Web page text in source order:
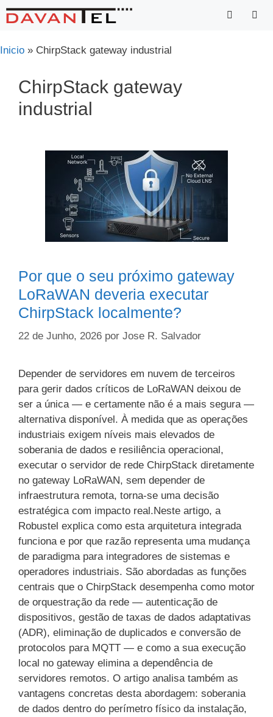
Saltar
para
conteúdo
Inicio » ChirpStack gateway industrial
ChirpStack gateway
industrial
Por que o seu próximo gateway
LoRaWAN deveria executar
ChirpStack localmente?
22 de Junho, 2026 por Jose R. Salvador
Depender de servidores em nuvem de terceiros
para gerir dados críticos de LoRaWAN deixou de
ser a única — e certamente não é a mais segura —
alternativa disponível. À medida que as operações
industriais exigem níveis mais elevados de
soberania de dados e resiliência operacional,
executar o servidor de rede ChirpStack diretamente
no gateway LoRaWAN, sem depender de
infraestrutura remota, torna-se uma decisão
estratégica com impacto real.Neste artigo, a
Robustel explica como esta arquitetura integrada
funciona e por que razão representa uma mudança
de paradigma para integradores de sistemas e
operadores industriais. São abordadas as funções
centrais que o ChirpStack desempenha como motor
de orquestração da rede — autenticação de
dispositivos, gestão de taxas de dados adaptativas
(ADR), eliminação de duplicados e conversão de
protocolos para MQTT — e como a sua execução
local no gateway elimina a dependência de
servidores remotos. O artigo analisa também as
vantagens concretas desta abordagem: soberania
de dados dentro do perímetro físico da instalação,